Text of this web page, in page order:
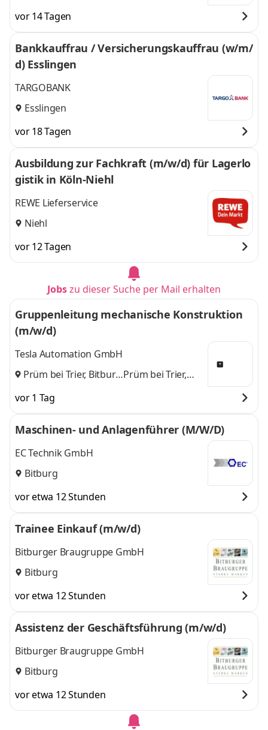
vor 14 Tagen
Bankkauffrau / Versicherungskauffrau (w/m/
d) Esslingen
TARGOBANK
Esslingen
vor 18 Tagen
Ausbildung zur Fachkraft (m/w/d) für Lagerlo
gistik in Köln-Niehl
REWE Lieferservice
Niehl
vor 12 Tagen
Jobszu dieser Suche per Mail erhalten
Gruppenleitung mechanische Konstruktion
(m/w/d)
Tesla Automation GmbH
Prüm bei Trier, BitburgPrüm bei Trier,
vor 1 Tag
Maschinen- und Anlagenführer (M/W/D)
EC Technik GmbH
Bitburg
vor etwa 12 Stunden
Trainee Einkauf (m/w/d)
Bitburger Braugruppe GmbH
Bitburg
vor etwa 12 Stunden
Assistenz der Geschäftsführung (m/w/d)
Bitburger Braugruppe GmbH
Bitburg
vor etwa 12 Stunden